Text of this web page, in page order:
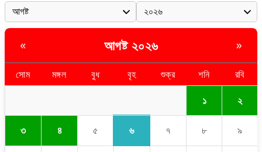
« আগষ্ট ২০২৬ »
সোম মঙ্গল বুধ বৃহ শুক্র শনি রবি
১ ২
৩ ৪ ৫ ৬ ৭ ৮ ৯